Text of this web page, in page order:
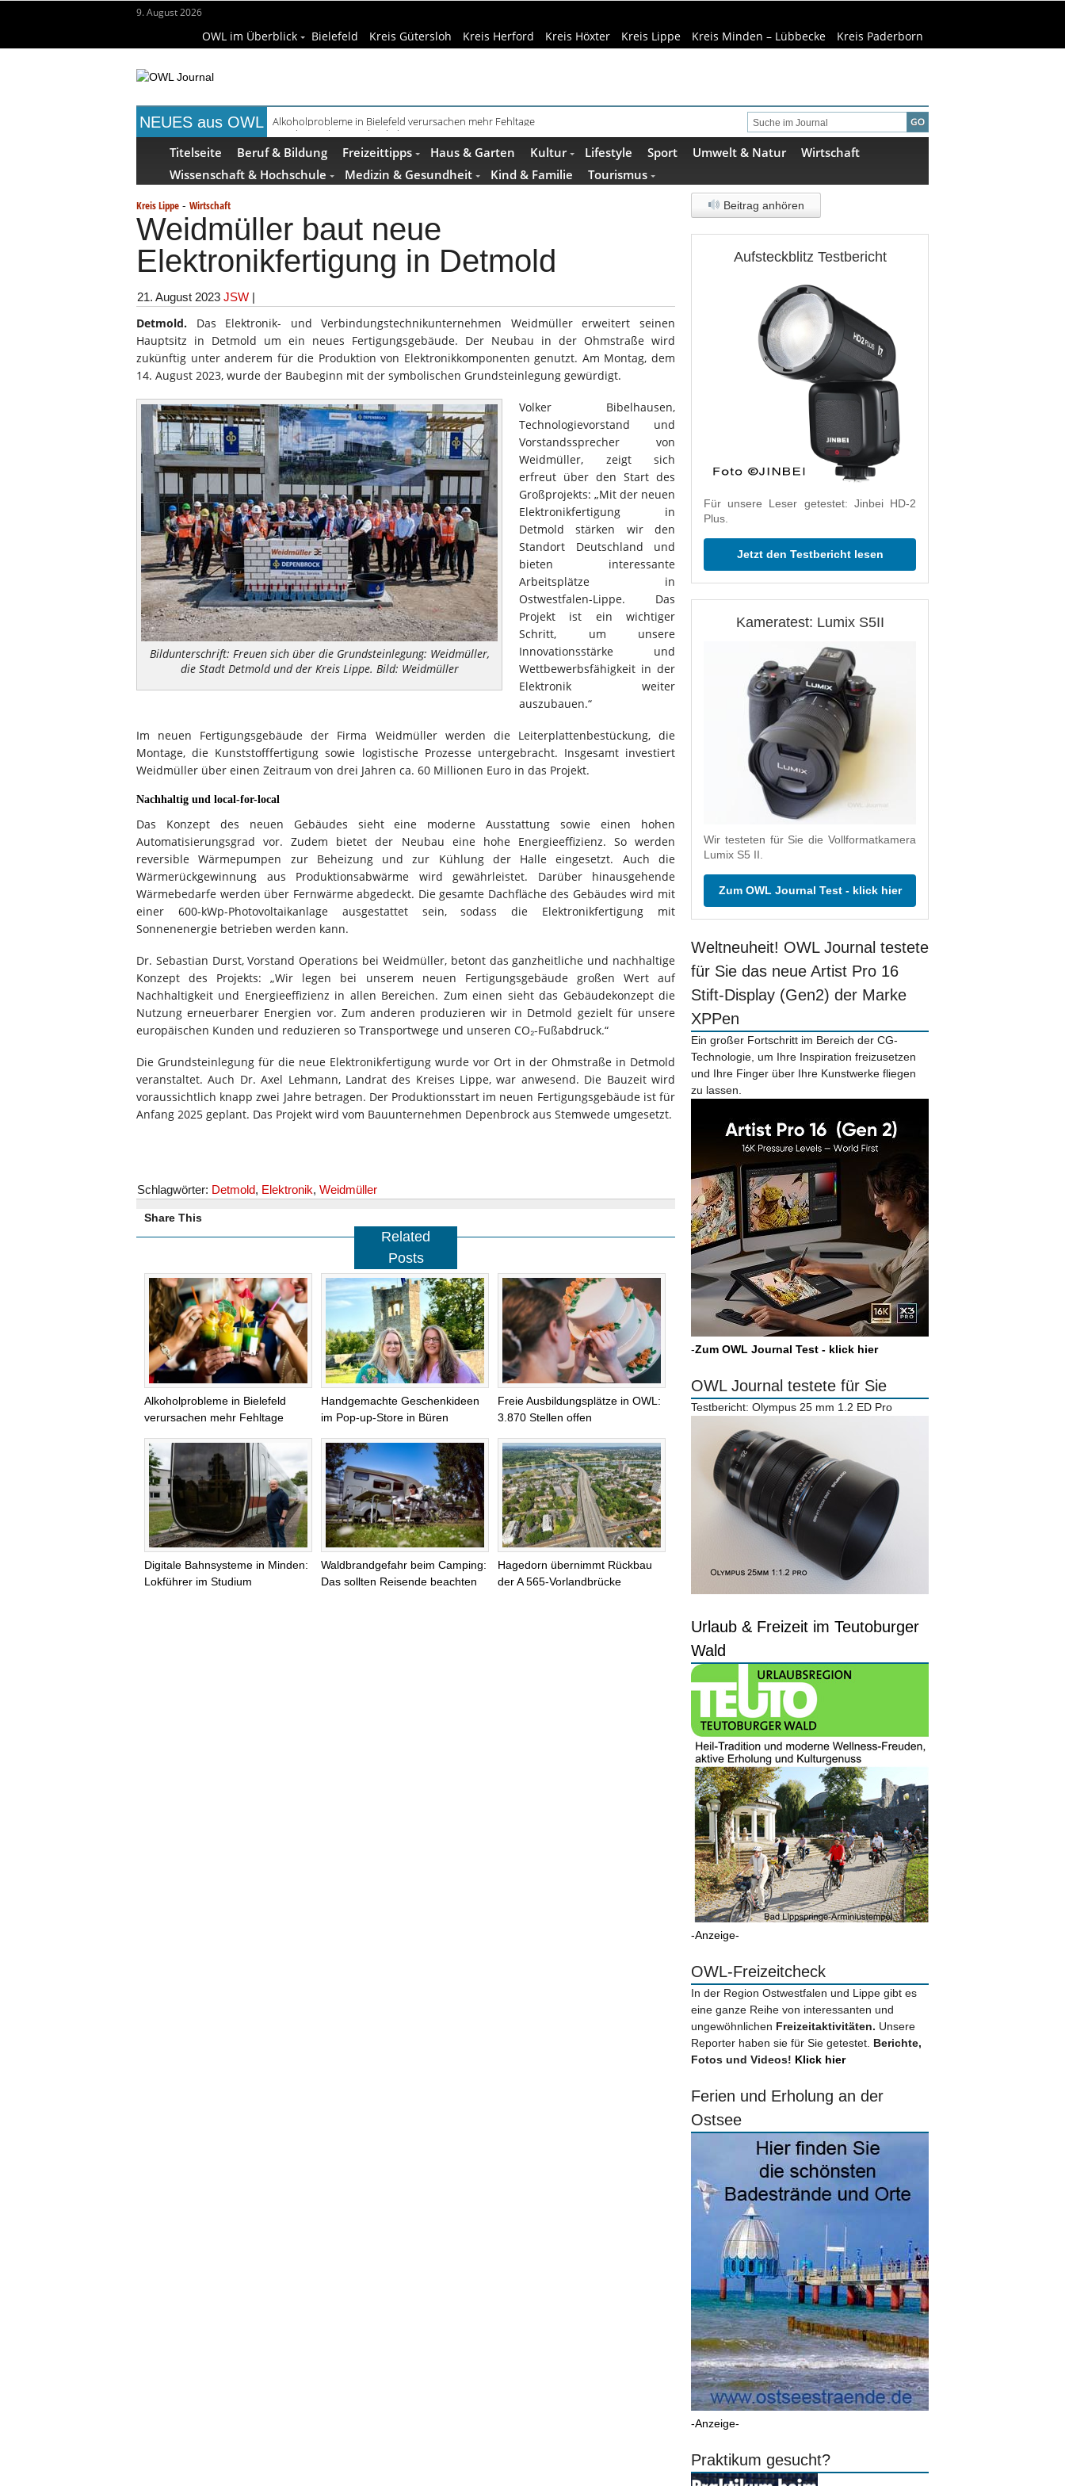
9. August 2026
OWL im Überblick Bielefeld Kreis Gütersloh Kreis Herford Kreis Höxter Kreis Lippe Kreis Minden – Lübbecke Kreis Paderborn
NEUES aus OWL Handgemachte Geschenkideen im Pop-up-Store in Büren
Titelseite Beruf & Bildung Freizeittipps Haus & Garten Kultur Lifestyle Sport Umwelt & Natur
Wirtschaft
Wissenschaft & Hochschule
Medizin & Gesundheit Kind & Familie Tourismus
Kreis Lippe - Wirtschaft
Weidmüller baut neue
Elektronikfertigung in Detmold
21. August 2023 JSW |
Detmold. Das Elektronik- und Verbindungstechnikunternehmen Weidmüller erweitert seinen
Hauptsitz in Detmold um ein neues Fertigungsgebäude. Der Neubau in der Ohmstraße wird
zukünftig unter anderem für die Produktion von Elektronikkomponenten genutzt. Am Montag, dem
14. August 2023, wurde der Baubeginn mit der symbolischen Grundsteinlegung gewürdigt.
Bildunterschrift: Freuen sich über die Grundsteinlegung: Weidmüller,
die Stadt Detmold und der Kreis Lippe. Bild: Weidmüller
Volker Bibelhausen,
Technologievorstand und
Vorstandssprecher von
Weidmüller, zeigt sich
erfreut über den Start des
Großprojekts: „Mit der neuen
Elektronikfertigung in
Detmold stärken wir den
Standort Deutschland und
bieten interessante
Arbeitsplätze in
Ostwestfalen-Lippe. Das
Projekt ist ein wichtiger
Schritt, um unsere
Innovationsstärke und
Wettbewerbsfähigkeit in der
Elektronik weiter
auszubauen.“
Im neuen Fertigungsgebäude der Firma Weidmüller werden die Leiterplattenbestückung, die
Montage, die Kunststofffertigung sowie logistische Prozesse untergebracht. Insgesamt investiert
Weidmüller über einen Zeitraum von drei Jahren ca. 60 Millionen Euro in das Projekt.
Nachhaltig und local-for-local
Das Konzept des neuen Gebäudes sieht eine moderne Ausstattung sowie einen hohen
Automatisierungsgrad vor. Zudem bietet der Neubau eine hohe Energieeffizienz. So werden
reversible Wärmepumpen zur Beheizung und zur Kühlung der Halle eingesetzt. Auch die
Wärmerückgewinnung aus Produktionsabwärme wird gewährleistet. Darüber hinausgehende
Wärmebedarfe werden über Fernwärme abgedeckt. Die gesamte Dachfläche des Gebäudes wird mit
einer 600-kWp-Photovoltaikanlage ausgestattet sein, sodass die Elektronikfertigung mit
Sonnenenergie betrieben werden kann.
Dr. Sebastian Durst, Vorstand Operations bei Weidmüller, betont das ganzheitliche und nachhaltige
Konzept des Projekts: „Wir legen bei unserem neuen Fertigungsgebäude großen Wert auf
Nachhaltigkeit und Energieeffizienz in allen Bereichen. Zum einen sieht das Gebäudekonzept die
Nutzung erneuerbarer Energien vor. Zum anderen produzieren wir in Detmold gezielt für unsere
europäischen Kunden und reduzieren so Transportwege und unseren CO₂-Fußabdruck.“
Die Grundsteinlegung für die neue Elektronikfertigung wurde vor Ort in der Ohmstraße in Detmold
veranstaltet. Auch Dr. Axel Lehmann, Landrat des Kreises Lippe, war anwesend. Die Bauzeit wird
voraussichtlich knapp zwei Jahre betragen. Der Produktionsstart im neuen Fertigungsgebäude ist für
Anfang 2025 geplant. Das Projekt wird vom Bauunternehmen Depenbrock aus Stemwede umgesetzt.
Schlagwörter: Detmold, Elektronik, Weidmüller
Share This
Related
Posts
Alkoholprobleme in Bielefeld
verursachen mehr Fehltage
Handgemachte Geschenkideen
im Pop-up-Store in Büren
Freie Ausbildungsplätze in OWL:
3.870 Stellen offen
Digitale Bahnsysteme in Minden:
Lokführer im Studium
Waldbrandgefahr beim Camping:
Das sollten Reisende beachten
Hagedorn übernimmt Rückbau
der A 565-Vorlandbrücke
Beitrag anhören
Aufsteckblitz Testbericht
Für unsere Leser getestet: Jinbei HD-2
Plus.
Jetzt den Testbericht lesen
Kameratest: Lumix S5II
Wir testeten für Sie die Vollformatkamera
Lumix S5 II.
Zum OWL Journal Test - klick hier
Weltneuheit! OWL Journal testete
für Sie das neue Artist Pro 16
Stift-Display (Gen2) der Marke
XPPen
Ein großer Fortschritt im Bereich der CG-
Technologie, um Ihre Inspiration freizusetzen
und Ihre Finger über Ihre Kunstwerke fliegen
zu lassen.
-Zum OWL Journal Test - klick hier
OWL Journal testete für Sie
Testbericht: Olympus 25 mm 1.2 ED Pro
Urlaub & Freizeit im Teutoburger
Wald
-Anzeige-
OWL-Freizeitcheck
In der Region Ostwestfalen und Lippe gibt es
eine ganze Reihe von interessanten und
ungewöhnlichen Freizeitaktivitäten. Unsere
Reporter haben sie für Sie getestet. Berichte,
Fotos und Videos! Klick hier
Ferien und Erholung an der
Ostsee
-Anzeige-
Praktikum gesucht?